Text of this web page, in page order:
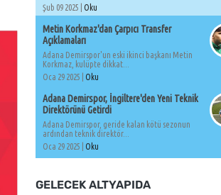
Şub 09 2025 |
Oku
Metin Korkmaz'dan Çarpıcı Transfer
Açıklamaları
Adana Demirspor'un eski ikinci başkanı Metin
Korkmaz, kulüpte dikkat...
Oca 29 2025 |
Oku
Adana Demirspor, İngiltere'den Yeni Teknik
Direktörünü Getirdi
Adana Demirspor, geride kalan kötü sezonun
ardından teknik direktör...
Oca 29 2025 |
Oku
GELECEK ALTYAPIDA